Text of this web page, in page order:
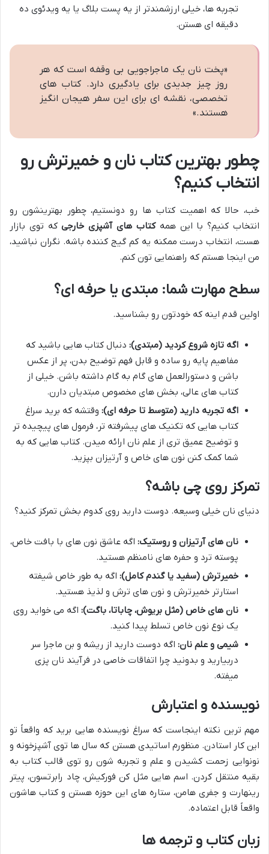
تجربه ها، خیلی ارزشمندتر از یه پست بلاگ یا یه ویدئوی ده
دقیقه ای هستن.
«پخت نان یک ماجراجویی بی وقفه است که هر
روز چیز جدیدی برای یادگیری دارد. کتاب های
تخصصی، نقشه ای برای این سفر هیجان انگیز
هستند.»
چطور بهترین کتاب نان و خمیرترش رو
انتخاب کنیم؟
خب، حالا که اهمیت کتاب ها رو دونستیم، چطور بهترینشون رو
انتخاب کنیم؟ با این همهکتاب های آشپزی خارجیکه توی بازار
هست، انتخاب درست ممکنه یه کم گیج کننده باشه. نگران نباشید،
من اینجا هستم که راهنمایی تون کنم.
سطح مهارت شما: مبتدی یا حرفه ای؟
اولین قدم اینه که خودتون رو بشناسید.
اگه تازه شروع کردید (مبتدی): دنبال کتاب هایی باشید که
مفاهیم پایه رو ساده و قابل فهم توضیح بدن، پر از عکس
باشن و دستورالعمل های گام به گام داشته باشن. خیلی از
کتاب های عالی، بخش های مخصوص مبتدیان دارن.
اگه تجربه دارید (متوسط تا حرفه ای): وقتشه که برید سراغ
کتاب هایی که تکنیک های پیشرفته تر، فرمول های پیچیده تر
و توضیح عمیق تری از علم نان ارائه میدن. کتاب هایی که به
شما کمک کنن نون های خاص و آرتیزان بپزید.
تمرکز روی چی باشه؟
دنیای نان خیلی وسیعه. دوست دارید روی کدوم بخش تمرکز کنید؟
نان های آرتیزان و روستیک: اگه عاشق نون های با بافت خاص،
پوسته ترد و حفره های نامنظم هستید.
خمیرترش (سفید یا گندم کامل): اگه به طور خاص شیفته
استارتر خمیرترش و نون های ترش و لذیذ هستید.
نان های خاص (مثل بریوش، چاباتا، باگت): اگه می خواید روی
یک نوع نون خاص تسلط پیدا کنید.
شیمی و علم نان: اگه دوست دارید از ریشه و بن ماجرا سر
دربیارید و بدونید چرا اتفاقات خاصی در فرآیند نان پزی
میفته.
نویسنده و اعتبارش
مهم ترین نکته اینجاست که سراغ نویسنده هایی برید که واقعاً تو
این کار استادن. منظورم اساتیدی هستن که سال ها توی آشپزخونه و
نونوایی زحمت کشیدن و علم و تجربه شون رو توی قالب کتاب به
بقیه منتقل کردن. اسم هایی مثل کن فورکیش، چاد رابرتسون، پیتر
رینهارت و جفری هامن، ستاره های این حوزه هستن و کتاب هاشون
واقعاً قابل اعتماده.
زبان کتاب و ترجمه ها